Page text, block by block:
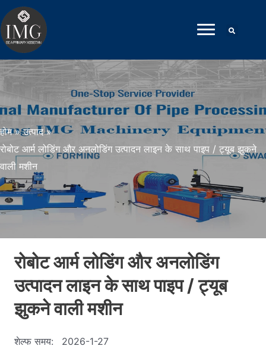
सामग्री
पर
जाएं
होम » उत्पाद »
रोबोट आर्म लोडिंग और अनलोडिंग उत्पादन लाइन के साथ पाइप / ट्यूब झुकने
वाली मशीन
रोबोट आर्म लोडिंग और अनलोडिंग
उत्पादन लाइन के साथ पाइप / ट्यूब
झुकने वाली मशीन
शेल्फ समय:
2026-1-27